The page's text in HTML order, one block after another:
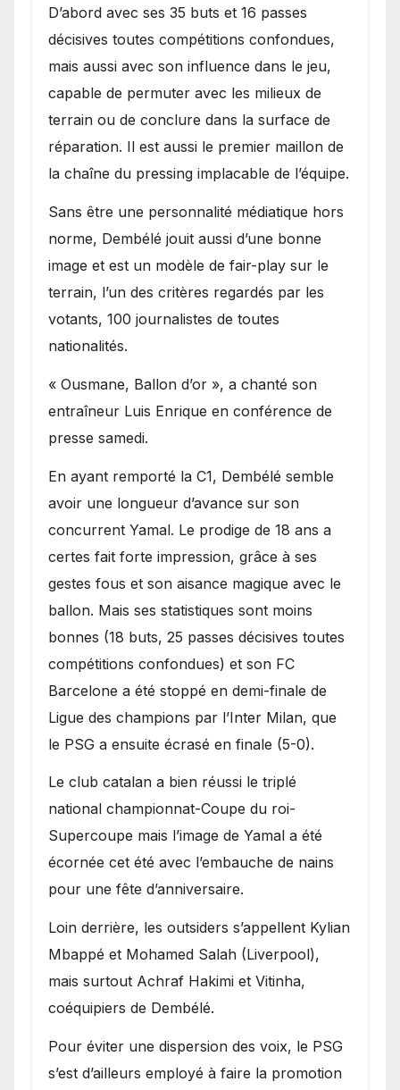
D’abord avec ses 35 buts et 16 passes
décisives toutes compétitions confondues,
mais aussi avec son influence dans le jeu,
capable de permuter avec les milieux de
terrain ou de conclure dans la surface de
réparation. Il est aussi le premier maillon de
la chaîne du pressing implacable de l’équipe.
Sans être une personnalité médiatique hors
norme, Dembélé jouit aussi d’une bonne
image et est un modèle de fair-play sur le
terrain, l’un des critères regardés par les
votants, 100 journalistes de toutes
nationalités.
« Ousmane, Ballon d’or », a chanté son
entraîneur Luis Enrique en conférence de
presse samedi.
En ayant remporté la C1, Dembélé semble
avoir une longueur d’avance sur son
concurrent Yamal. Le prodige de 18 ans a
certes fait forte impression, grâce à ses
gestes fous et son aisance magique avec le
ballon. Mais ses statistiques sont moins
bonnes (18 buts, 25 passes décisives toutes
compétitions confondues) et son FC
Barcelone a été stoppé en demi-finale de
Ligue des champions par l’Inter Milan, que
le PSG a ensuite écrasé en finale (5-0).
Le club catalan a bien réussi le triplé
national championnat-Coupe du roi-
Supercoupe mais l’image de Yamal a été
écornée cet été avec l’embauche de nains
pour une fête d’anniversaire.
Loin derrière, les outsiders s’appellent Kylian
Mbappé et Mohamed Salah (Liverpool),
mais surtout Achraf Hakimi et Vitinha,
coéquipiers de Dembélé.
Pour éviter une dispersion des voix, le PSG
s’est d’ailleurs employé à faire la promotion